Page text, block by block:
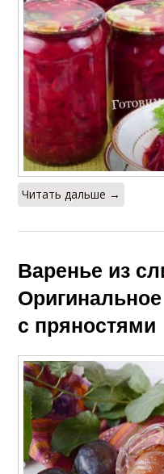
Читать дальше →
Варенье из
с пряностями